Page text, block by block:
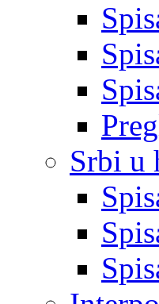
Srbi u